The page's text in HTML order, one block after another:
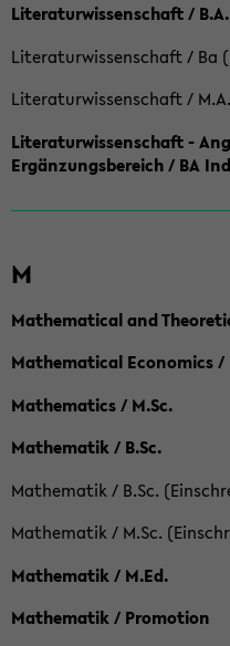
Literaturwissenschaft / B.A.
Literaturwissenschaft / Ba
Literaturwissenschaft /
Literaturwissenschaft -
Ergänzungsbereich / BA
M
Mathematical and
Mathematical Economics /
Mathematics / M.Sc.
Mathematik / B.Sc.
Mathematik / B.Sc.
Mathematik / M.Sc.
Mathematik / M.Ed.
Mathematik / Promotion